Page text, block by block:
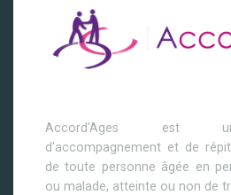
Accord'Ages est
d'accompagnement et de
de toute personne âgée en
ou malade, atteinte ou non de